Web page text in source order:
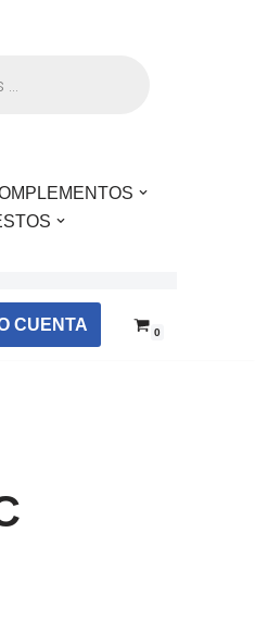
CUENTA 0